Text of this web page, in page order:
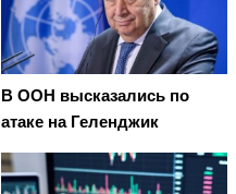
В ООН высказались по
атаке на Геленджик